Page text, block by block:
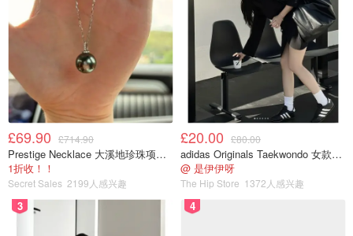
激动的心颤抖的手 第一晚太激动没有睡着 起来看个海上日
出🌅吧 太美了🥰🥰🥰 第一次看日出🌅简直太浪漫了💕🌹🌹
🌹 我要留个纪念 我也是看过日出的人了😘😘😘
£69.90 £714.90
Prestige Necklace 大溪地珍珠项链 10-11mm
1折收！！
Secret Sales 2199人感兴趣
£20.00 £80.00
adidas Originals Taekwondo 女款黑色运动鞋
@ 是伊伊呀
The Hip Store 1372人感兴趣
3 4